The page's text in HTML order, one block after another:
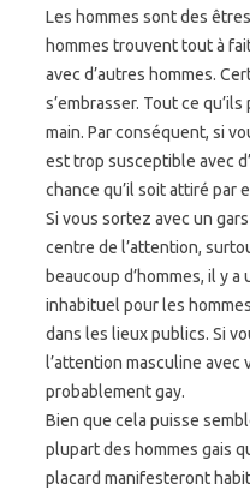
Les hommes sont des
hommes trouvent tout à
avec d’autres hommes.
s’embrasser. Tout ce
main. Par conséquent, si
est trop susceptible avec
chance qu’il soit attiré par
Si vous sortez avec un
centre de l’attention,
beaucoup d’hommes, il y
inhabituel pour les
dans les lieux publics. Si
l’attention masculine avec
probablement gay.
Bien que cela puisse
plupart des hommes gais
placard manifesteront